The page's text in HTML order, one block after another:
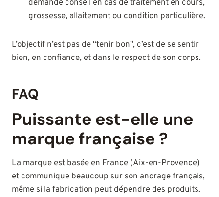
demande conseil en cas de traitement en cours,
grossesse, allaitement ou condition particulière.
L’objectif n’est pas de “tenir bon”, c’est de se sentir
bien, en confiance, et dans le respect de son corps.
FAQ
Puissante est-elle une
marque française ?
La marque est basée en France (Aix-en-Provence)
et communique beaucoup sur son ancrage français,
même si la fabrication peut dépendre des produits.